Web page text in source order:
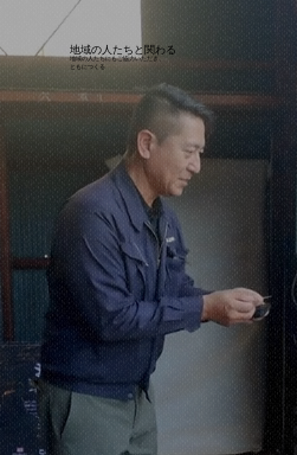
地域の人たちと関わる
​地域の人たちにもご協力いただき、
ともにつくる